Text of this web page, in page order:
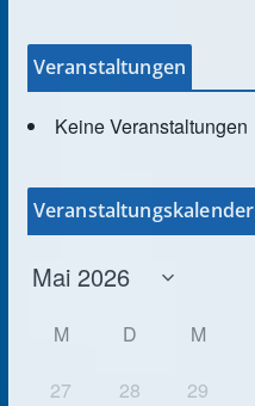
Veranstaltungen
Keine Veranstaltungen
Veranstaltungskalender
M D M
27 28 29